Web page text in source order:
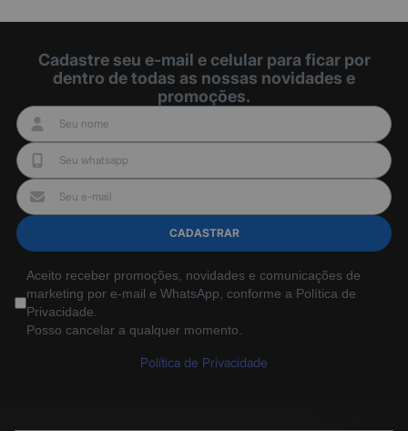
Cadastre seu e-mail e celular para ficar por
dentro de todas as nossas novidades e
promoções.
CADASTRAR
Aceito receber promoções, novidades e comunicações de
marketing por e-mail e WhatsApp, conforme a Política de
Privacidade.
Posso cancelar a qualquer momento.
Política de Privacidade